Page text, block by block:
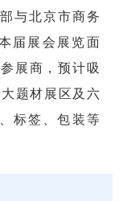
与北京市商务
届展会展览面
展商，预计吸
题材展区及六
标签、包装等